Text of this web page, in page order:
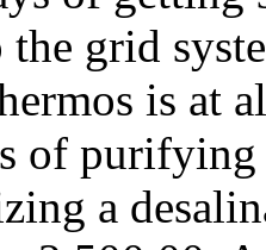
grid
is at
of
a